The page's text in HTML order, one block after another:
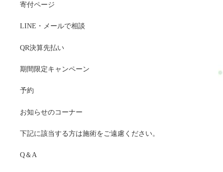
寄付ページ
LINE・メールで相談
QR決算先払い
期間限定キャンペーン
予約
お知らせのコーナー
下記に該当する方は施術をご遠慮ください。
Q＆A